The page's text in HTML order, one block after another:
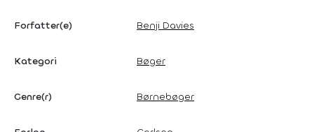
Forfatter(e) Benji Davies
Kategori Bøger
Genre(r) Børnebøger